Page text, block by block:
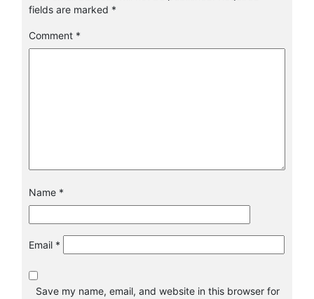
fields are marked *
Comment *
Name *
Email *
Save my name, email, and website in this browser for